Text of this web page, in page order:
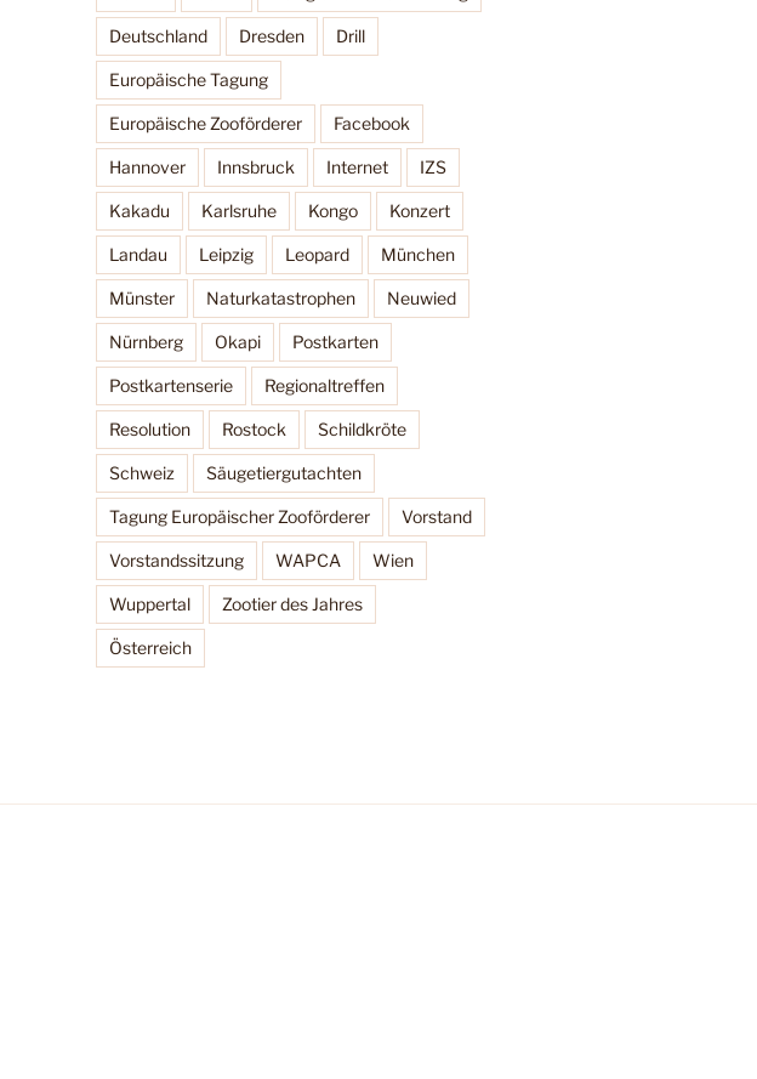
Deutschland Dresden Drill
Europäische Tagung
Europäische Zooförderer Facebook
Hannover Innsbruck Internet IZS
Kakadu Karlsruhe Kongo Konzert
Landau Leipzig Leopard München
Münster Naturkatastrophen Neuwied
Nürnberg Okapi Postkarten
Postkartenserie Regionaltreffen
Resolution Rostock Schildkröte
Schweiz Säugetiergutachten
Tagung Europäischer Zooförderer Vorstand
Vorstandssitzung WAPCA Wien
Wuppertal Zootier des Jahres
Österreich